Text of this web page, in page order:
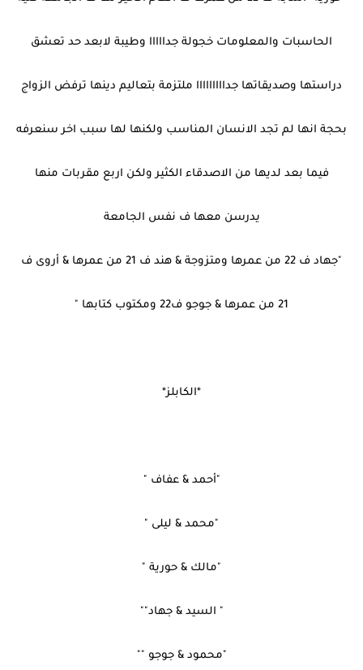
الحاسبات والمعلومات خجولة جدااااا وطيبة لابعد حد تعشق
دراستها وصديقاتها جدااااااااا ملتزمة بتعاليم دينها ترفض الزواج
بحجة انها لم تجد الانسان المناسب ولكنها لها سبب اخر سنعرفه
فيما بعد لديها من الاصدقاء الكثير ولكن اربع مقربات منها
يدرسن معها ف نفس الجامعة
"جهاد ف 22 من عمرها ومتزوجة & هند ف 21 من عمرها & أروى ف
21 من عمرها & جوجو ف22 ومكتوب كتابها "
*الكابلز*
"أحمد & عفاف "
"محمد & ليلى "
"مالك & حورية "
" السيد & جهاد""
"محمود & جوجو ""